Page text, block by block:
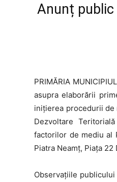
Anunț public
PRIMĂRIA
asupra elaborării
inițierea procedurii
Dezvoltare
factorilor de mediu al
Piatra Neamț, Piața
Observațiile